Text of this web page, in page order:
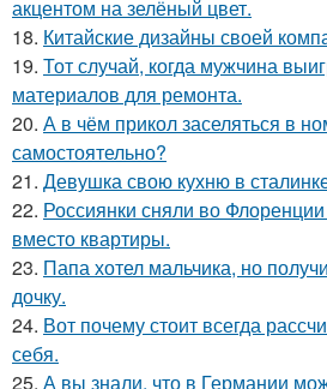
акцентом на зелёный цвет.
18. Китайские дизайны своей
19. Тот случай, когда мужчина
материалов для ремонта.
20. А в чём прикол заселяться в
самостоятельно?
21. Девушка свою кухню в
22. Россиянки сняли во
вместо квартиры.
23. Папа хотел мальчика, но
дочку.
24. Вот почему стоит всегда
себя.
25. А вы знали, что в Германии